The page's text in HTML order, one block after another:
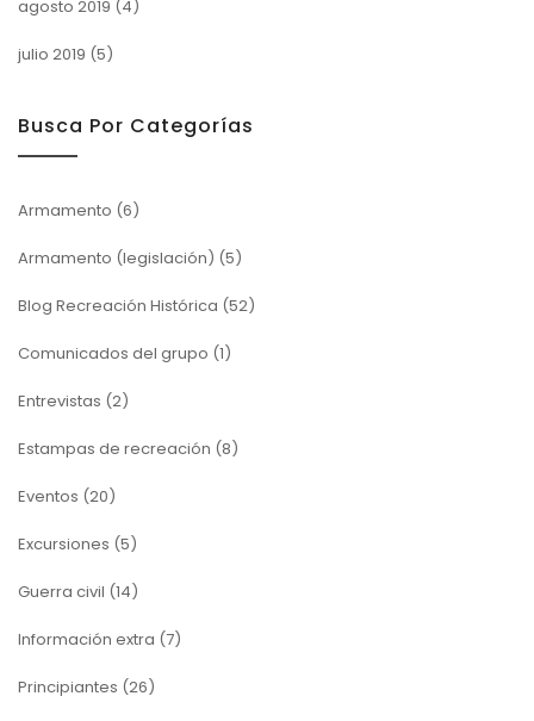
agosto 2019 (4)
julio 2019 (5)
Busca Por Categorías
Armamento (6)
Armamento (legislación) (5)
Blog Recreación Histórica (52)
Comunicados del grupo (1)
Entrevistas (2)
Estampas de recreación (8)
Eventos (20)
Excursiones (5)
Guerra civil (14)
Información extra (7)
Principiantes (26)